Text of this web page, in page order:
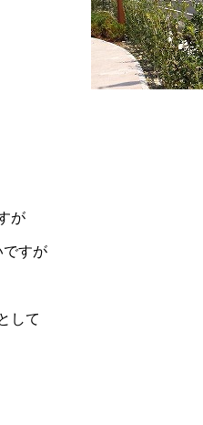
が
ですが
して